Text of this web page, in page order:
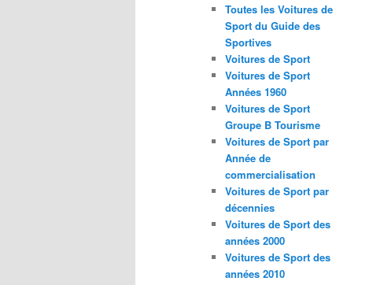
Toutes les Voitures de
Sport du Guide des
Sportives
Voitures de Sport
Voitures de Sport
Années 1960
Voitures de Sport
Groupe B Tourisme
Voitures de Sport par
Année de
commercialisation
Voitures de Sport par
décennies
Voitures de Sport des
années 2000
Voitures de Sport des
années 2010